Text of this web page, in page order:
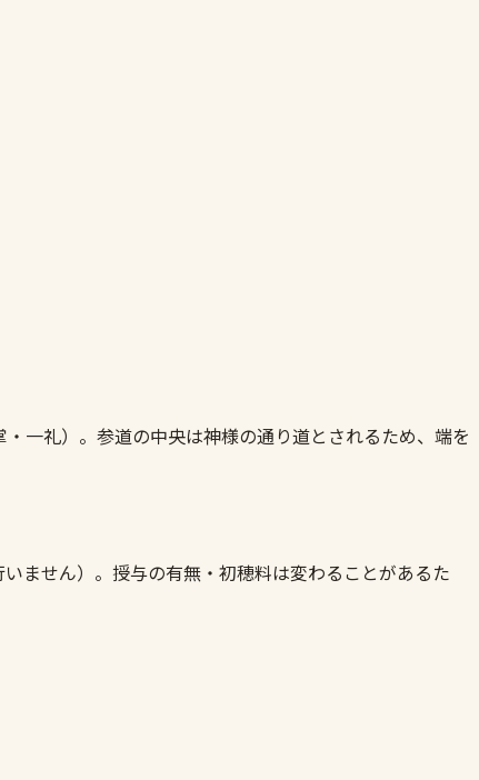
一礼）。参道の中央は神様の通り道とされるため、端を
ません）。授与の有無・初穂料は変わることがあるた